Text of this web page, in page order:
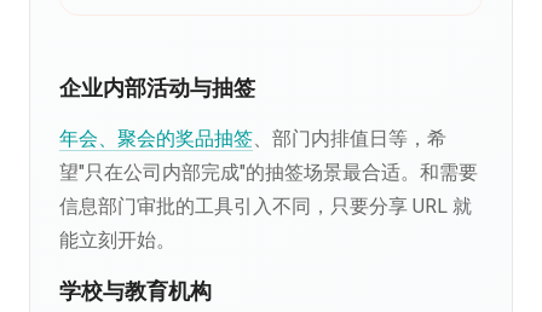
企业内部活动与抽签
年会、聚会的奖品抽签、部门内排值日等，希
望"只在公司内部完成"的抽签场景最合适。和需要
信息部门审批的工具引入不同，只要分享 URL 就
能立刻开始。
学校与教育机构